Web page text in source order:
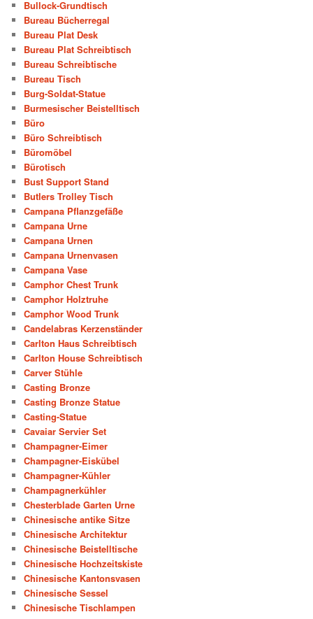
Bullock-Grundtisch
Bureau Bücherregal
Bureau Plat Desk
Bureau Plat Schreibtisch
Bureau Schreibtische
Bureau Tisch
Burg-Soldat-Statue
Burmesischer Beistelltisch
Büro
Büro Schreibtisch
Büromöbel
Bürotisch
Bust Support Stand
Butlers Trolley Tisch
Campana Pflanzgefäße
Campana Urne
Campana Urnen
Campana Urnenvasen
Campana Vase
Camphor Chest Trunk
Camphor Holztruhe
Camphor Wood Trunk
Candelabras Kerzenständer
Carlton Haus Schreibtisch
Carlton House Schreibtisch
Carver Stühle
Casting Bronze
Casting Bronze Statue
Casting-Statue
Cavaiar Servier Set
Champagner-Eimer
Champagner-Eiskübel
Champagner-Kühler
Champagnerkühler
Chesterblade Garten Urne
Chinesische antike Sitze
Chinesische Architektur
Chinesische Beistelltische
Chinesische Hochzeitskiste
Chinesische Kantonsvasen
Chinesische Sessel
Chinesische Tischlampen